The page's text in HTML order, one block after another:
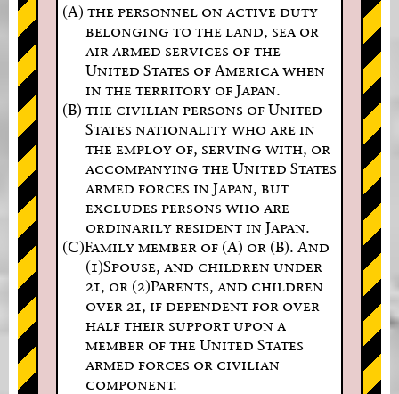
(A) the personnel on active duty
belonging to the land, sea or
air armed services of the
United States of America when
in the territory of Japan.
(B) the civilian persons of United
States nationality who are in
the employ of, serving with, or
accompanying the United States
armed forces in Japan, but
excludes persons who are
ordinarily resident in Japan.
(C)Family member of (A) or (B). And
(1)Spouse, and children under
21, or (2)Parents, and children
over 21, if dependent for over
half their support upon a
member of the United States
armed forces or civilian
component.